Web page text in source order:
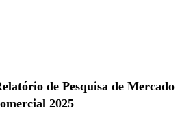
de Pesquisa de Mercado
2025